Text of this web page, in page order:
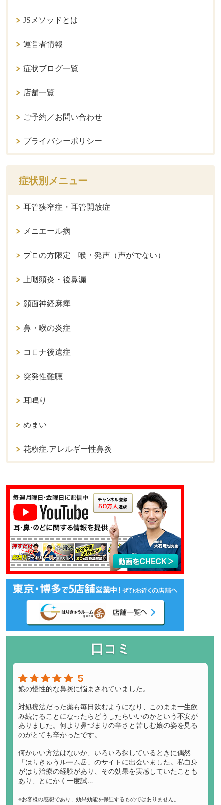
JSメソッドとは
運営者情報
症状ブログ一覧
店舗一覧
ご予約／お問い合わせ
プライバシーポリシー
症状別メニュー
耳管狭窄症・耳管開放症
メニエール病
プロの方限定 喉・発声（声がでない）
上咽頭炎・後鼻漏
顔面神経麻痺
鼻・喉の炎症
コロナ後遺症
突発性難聴
耳鳴り
めまい
花粉症.アレルギー性鼻炎